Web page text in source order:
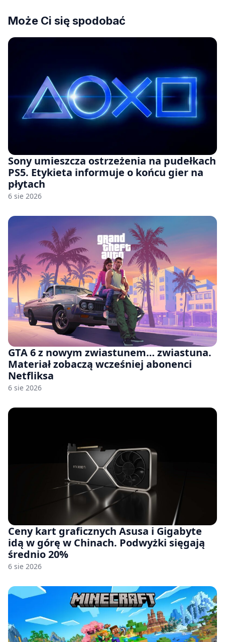
Może Ci się spodobać
Sony umieszcza ostrzeżenia na pudełkach
PS5. Etykieta informuje o końcu gier na
płytach
6 sie 2026
GTA 6 z nowym zwiastunem… zwiastuna.
Materiał zobaczą wcześniej abonenci
Netfliksa
6 sie 2026
Ceny kart graficznych Asusa i Gigabyte
idą w górę w Chinach. Podwyżki sięgają
średnio 20%
6 sie 2026